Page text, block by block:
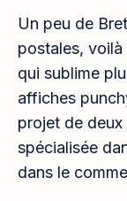
Un peu de
postales,
qui sublime
affiches
projet de deux
spécialisée
dans le